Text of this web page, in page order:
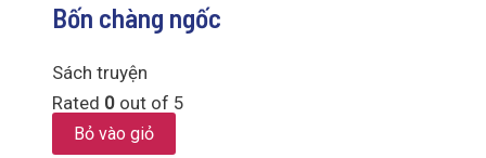
Bốn chàng ngốc
Sách truyện
Rated 0 out of 5
Bỏ vào giỏ